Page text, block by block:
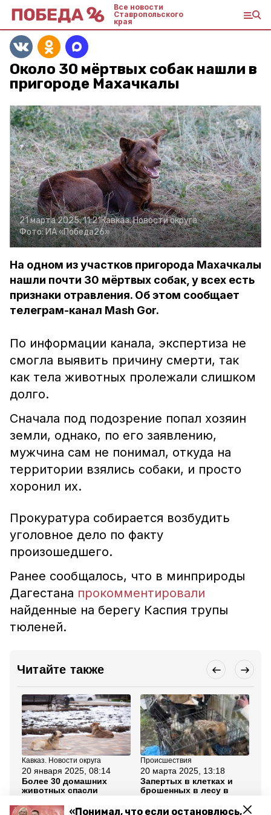
«Понимал, что если остановлюсь,
Все новости
Ставропольского
края
Около 30 мёртвых собак нашли в
пригороде Махачкалы
21 марта 2025, 11:21Кавказ. Новости округа
Фото:ИА «Победа26»
На одном из участков пригорода Махачкалы
нашли почти 30 мёртвых собак, у всех есть
признаки отравления. Об этом сообщает
телеграм-канал Mash Gor.
По информации канала, экспертиза не
смогла выявить причину смерти, так
как тела животных пролежали слишком
долго.
Сначала под подозрение попал хозяин
земли, однако, по его заявлению,
мужчина сам не понимал, откуда на
территории взялись собаки, и просто
хоронил их.
Прокуратура собирается возбудить
уголовное дело по факту
произошедшего.
Ранее сообщалось, что в минприроды
Дагестана прокомментировали
найденные на берегу Каспия трупы
тюленей.
Читайте также
Кавказ. Новости округа
20 января 2025, 08:14
Более 30 домашних
животных спасли
Осетии
Происшествия
20 марта 2025, 13:18
Запертых в клетках и
брошенных в лесу в
собак забрали в ПВС